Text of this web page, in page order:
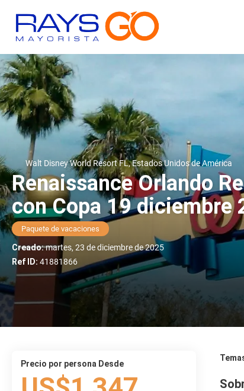
Walt Disney World Resort FL, Estados Unidos de América
Renaissance Orlando
con Copa 19 diciembre
Paquete de vacaciones
Creado:martes, 23 de diciembre de 2025
Ref ID: 41881866
precio por persona Desde